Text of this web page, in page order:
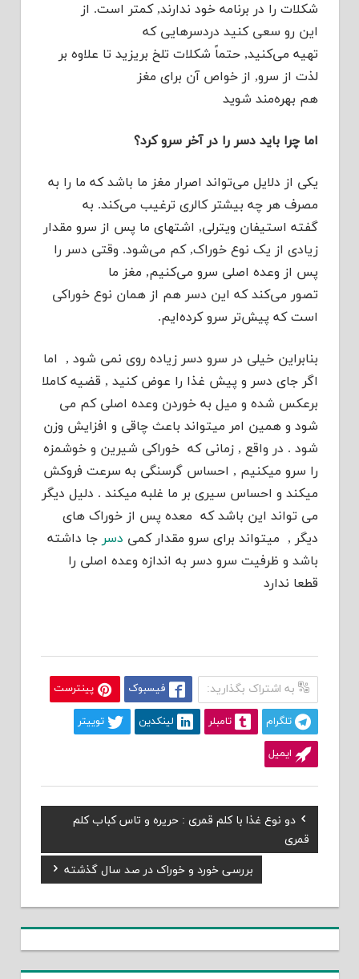
شکلات را در برنامه خود ندارند, کمتر است. از
این رو سعی کنید دردسرهایی که
تهیه می‌کنید, حتماً شکلات تلخ بریزید تا علاوه بر
لذت از سرو, از خواص آن برای مغز
هم بهره‌مند شوید
اما چرا باید دسر را در آخر سرو کرد؟
یکی از دلایل می‌تواند اصرار مغز ما باشد که ما را به
مصرف هر چه بیشتر کالری ترغیب می‌کند. به
گفته استیفان ویترلی, اشتهای ما پس از سرو مقدار
زیادی از یک نوع خوراک, کم می‌شود. وقتی دسر را
پس از وعده اصلی سرو می‌کنیم, مغز ما
تصور می‌کند که این دسر هم از همان نوع خوراکی
است که پیش‌تر سرو کرده‌ایم.
بنابراین خیلی در سرو دسر زیاده روی نمی شود , اما
اگر جای دسر و پیش غذا را عوض کنید , قضیه کاملا
برعکس شده و میل به خوردن وعده اصلی کم می
شود و همین امر میتواند باعث چاقی و افزایش وزن
شود . در واقع , زمانی که خوراکی شیرین و خوشمزه
را سرو میکنیم , احساس گرسنگی به سرعت فروکش
میکند و احساس سیری بر ما غلبه میکند . دلیل دیگر
می تواند این باشد که معده پس از خوراک های
دیگر , میتواند برای سرو مقدار کمی دسرجا داشته
باشد و ظرفیت سرو دسر به اندازه وعده اصلی را
قطعا ندارد
به اشتراک بگذارید: فیسبوک پینترست
تلگرام تامبلر لینکدین توییتر
ایمیل
راهبری
Previous
Post:
دو نوع غذا با کلم قمری : حریره و تاس کباب کلم
قمری
Next
Post:
بررسی خورد و خوراک در صد سال گذشته